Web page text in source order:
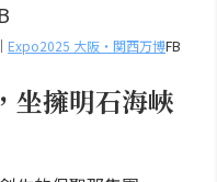
Expo2025 大阪・関西万博FB
坐擁明石海峽